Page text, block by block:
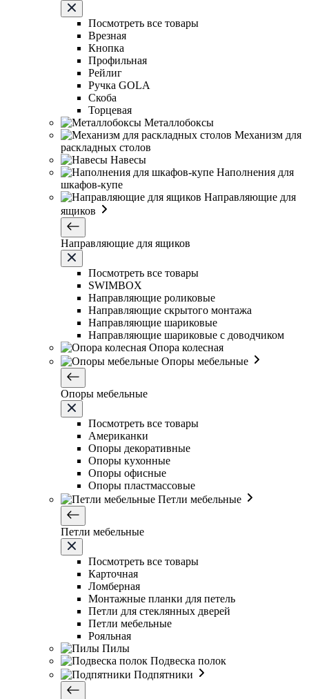
Посмотреть все товары
Врезная
Кнопка
Профильная
Рейлиг
Ручка GOLA
Скоба
Торцевая
Металлобоксы
Механизм для
раскладных столов
Навесы
Наполнения для
шкафов-купе
Направляющие для
ящиков
Направляющие для ящиков
Посмотреть все товары
SWIMBOX
Направляющие роликовые
Направляющие скрытого монтажа
Направляющие шариковые
Направляющие шариковые с доводчиком
Опора колесная
Опоры мебельные
Опоры мебельные
Посмотреть все товары
Американки
Опоры декоративные
Опоры кухонные
Опоры офисные
Опоры пластмассовые
Петли мебельные
Петли мебельные
Посмотреть все товары
Карточная
Ломберная
Монтажные планки для петель
Петли для стеклянных дверей
Петли мебельные
Рояльная
Пилы
Подвеска полок
Подпятники